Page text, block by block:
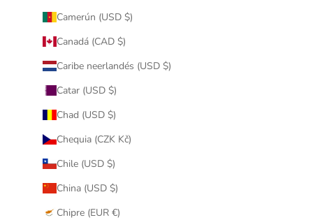
Camerún (USD $)
Canadá (CAD $)
Caribe neerlandés (USD $)
Catar (USD $)
Chad (USD $)
Chequia (CZK Kč)
Chile (USD $)
China (USD $)
Chipre (EUR €)